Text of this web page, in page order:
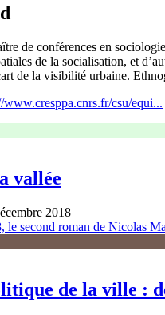
de conférences en
de la socialisation, et
de la visibilité urbaine.
www.cresppa.cnrs.fr/csu/equi...
vallée
2018
second roman de Nicolas
de la ville :